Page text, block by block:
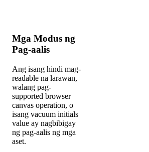
Mga Modus ng
Pag-aalis
Ang isang hindi mag-
readable na larawan,
walang pag-
supported browser
canvas operation, o
isang vacuum initials
value ay nagbibigay
ng pag-aalis ng mga
aset.